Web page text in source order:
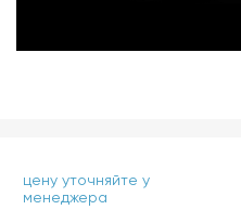
цену уточняйте у
менеджера